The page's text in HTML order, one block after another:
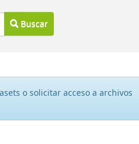
Buscar
o solicitar acceso a archivos